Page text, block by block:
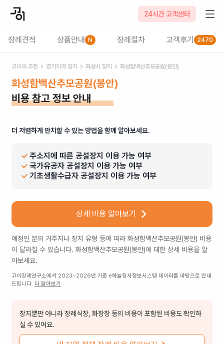
24시간 고객센터
장례견적 상품안내 N 장례절차 고객후기 2470
고이의 추천 경기 지역 장지 화성시 장지 화성함백산추모공원(봉안)
화성함백산추모공원(봉안)
비용 참고 정보 안내
더 저렴하게 안치할 수 있는 방법을 함께 알아보세요.
주소지에 따른 공설장지 이용 가능 여부
국가유공자 공설장지 이용 가능 여부
기초생활수급자 공설장지 이용 가능 여부
상세 비용 알아보기
예정인 분의 거주지나 장지 유형 등에 따라화성함백산추모공원(봉안) 비용
이 달라질 수 있습니다.화성함백산추모공원(봉안)에 대한 상세 비용을 알
아보세요.
고이장례연구소에서 2023~2026년 기준 e하늘장사정보시스템 데이터를 바탕으로 안내
드립니다. 더 알아보기
장지뿐만 아니라 장례식장, 화장장 등의 비용이 포함된 비용도 확인하
실 수 있어요.